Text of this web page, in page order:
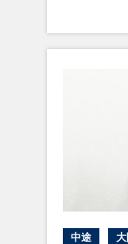
中途 大